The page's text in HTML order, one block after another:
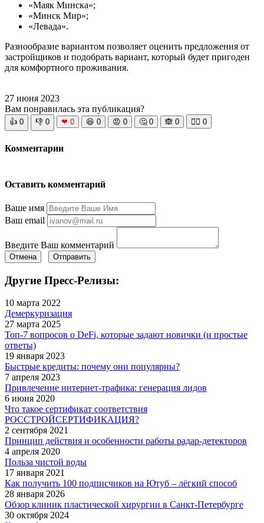
«Маяк Минска»;
«Минск Мир»;
«Левада».
Разнообразие вариантом позволяет оценить предложения от
застройщиков и подобрать вариант, который будет пригоден
для комфортного проживания.
27 июня 2023
Вам понравилась эта публикация?
👍 0 👎 0 ❤ 0 😆 0 😡 0 🤔 0 🙈 0 🧘‍♀️ 0
Комментарии
Оставить комментарий
Ваше имя
Ваш email
Введите Ваш комментарий
Отмена Отправить
Другие Пресс-Релизы:
10 марта 2022
Демеркуризация
27 марта 2025
Топ-7 вопросов о DeFi, которые задают новички (и простые
ответы)
19 января 2023
Быстрые кредиты: почему они популярны?
7 апреля 2023
Привлечение интернет-трафика: генерация лидов
6 июня 2020
Что такое сертификат соответствия
РОССТРОЙСЕРТИФИКАЦИЯ?
2 сентября 2021
Принцип действия и особенности работы радар-детекторов
4 апреля 2020
Польза чистой воды
17 января 2021
Как получить 100 подписчиков на Ютуб – лёгкий способ
28 января 2026
Обзор клиник пластической хирургии в Санкт-Петербурге
30 октября 2024